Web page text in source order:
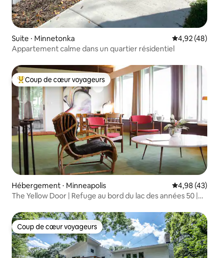
Suite ⋅ Minnetonka Évaluation
4,92 (48)
Appartement calme dans un quartier résidentiel
Coups de cœur voyageurs les plus appréciés
Coup de cœur voyageurs
Hébergement ⋅ Minneapolis Évaluation
4,98 (43)
The Yellow Door | Refuge au bord du lac des années 50 |
Coup de cœur voyageurs
Coup de cœur voyageurs